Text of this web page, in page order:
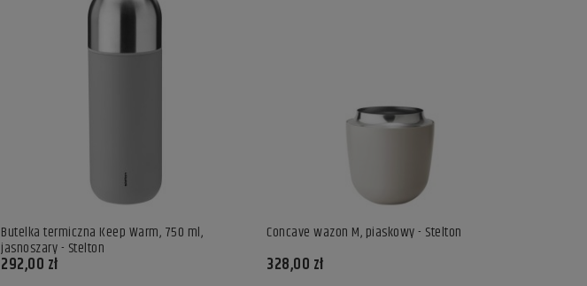
Butelka termiczna Keep Warm, 750 ml,
jasnoszary - Stelton
292,00 zł
Concave wazon M, piaskowy - Stelton
328,00 zł